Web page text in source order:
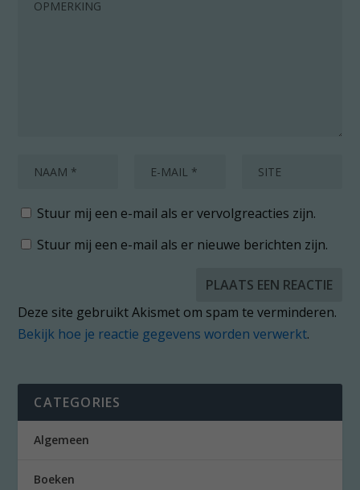
Stuur mij een e-mail als er vervolgreacties zijn.
Stuur mij een e-mail als er nieuwe berichten zijn.
Deze site gebruikt Akismet om spam te verminderen.
Bekijk hoe je reactie gegevens worden verwerkt.
CATEGORIES
Algemeen
Boeken